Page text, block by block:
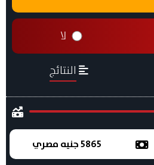
لا
النتائج
5865 جنيه مصري